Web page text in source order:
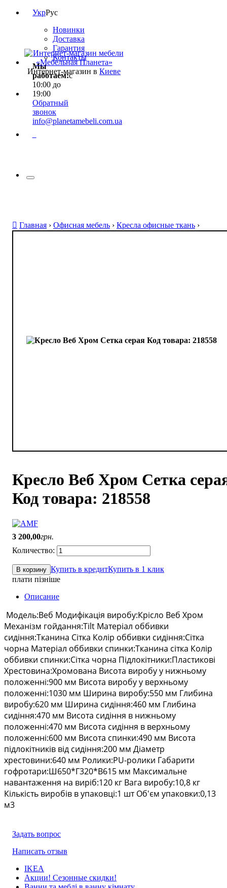
УкрРус
Новинки
Доставка
Гарантия
Контакты
Мы
работаем:с
10:00 до
19:00
Обратный
звонок
info@planetamebeli.com.ua
Интернет-магазин в Киеве
Главная › Офисная мебель › Кресла офисные ткань ›
Кресло Веб Хром Сетка
Код товара: 218558
3 200,00грн.
В корзину Купить в кредитКупить в 1 клик
плати пізніше
Описание
Модель:Веб Модифікація виробу:Крісло Веб Хром
Механізм гойдання:Tilt Матеріал оббивки
сидіння:Тканина Сітка Колір оббивки сидіння:Сітка
чорна Матеріал оббивки спинки:Тканина сітка Колір
оббивки спинки:Сітка чорна Підлокітники:Пластикові
Хрестовина:Хромована Висота виробу у нижньому
положенні:900 мм Висота виробу у верхньому
положенні:1030 мм Ширина виробу:550 мм Глибина
виробу:620 мм Ширина сидіння:460 мм Глибина
сидіння:470 мм Висота сидіння в нижньому
положенні:470 мм Висота сидіння в верхньому
положенні:600 мм Висота спинки:490 мм Висота
підлокітників від сидіння:200 мм Діаметр
хрестовини:640 мм Ролики:PU-ролики Габарити
гофротари:Ш650*Г320*В615 мм Максимальне
навантаження на виріб:120 кг Вага виробу:10,8 кг
Кількість виробів в упаковці:1 шт Об'єм упаковки:0,13
м3
Задать вопрос
Написать отзыв
IKEA
Акции! Сезонные скидки!